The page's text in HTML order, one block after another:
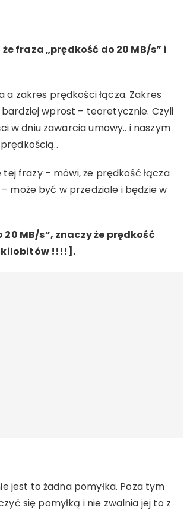
fraza „prędkość do 20 MB/s” i
a zakres prędkości łącza. Zakres
wprost – teoretycznie. Czyli
w dniu zawarcia umowy.. i naszym
frazy – mówi, że prędkość łącza
może być w przedziale i będzie w
MB/s”, znaczy że prędkość
kilobitów !!!!].
jest to żadna pomyłka. Poza tym
się pomyłką i nie zwalnia jej to z